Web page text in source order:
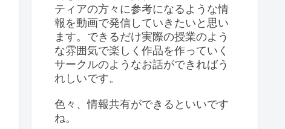
ティアの方々に参考になるような情
報を動画で発信していきたいと思い
ます。できるだけ実際の授業のよう
な雰囲気で楽しく作品を作っていく
サークルのようなお話ができればう
れしいです。
色々、情報共有ができるといいです
ね。